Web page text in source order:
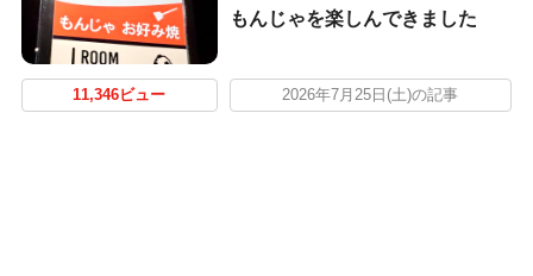
もんじゃを楽しんできました
11,346ビュー 2026年7月25日(土)の記事